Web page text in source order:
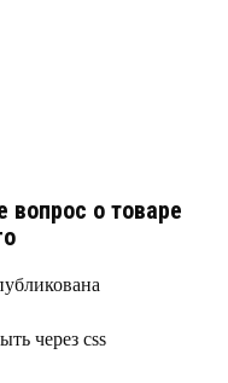
вопрос о товаре
через css